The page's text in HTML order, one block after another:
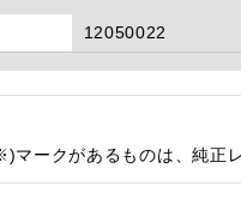
12050022
マークがあるものは、純正